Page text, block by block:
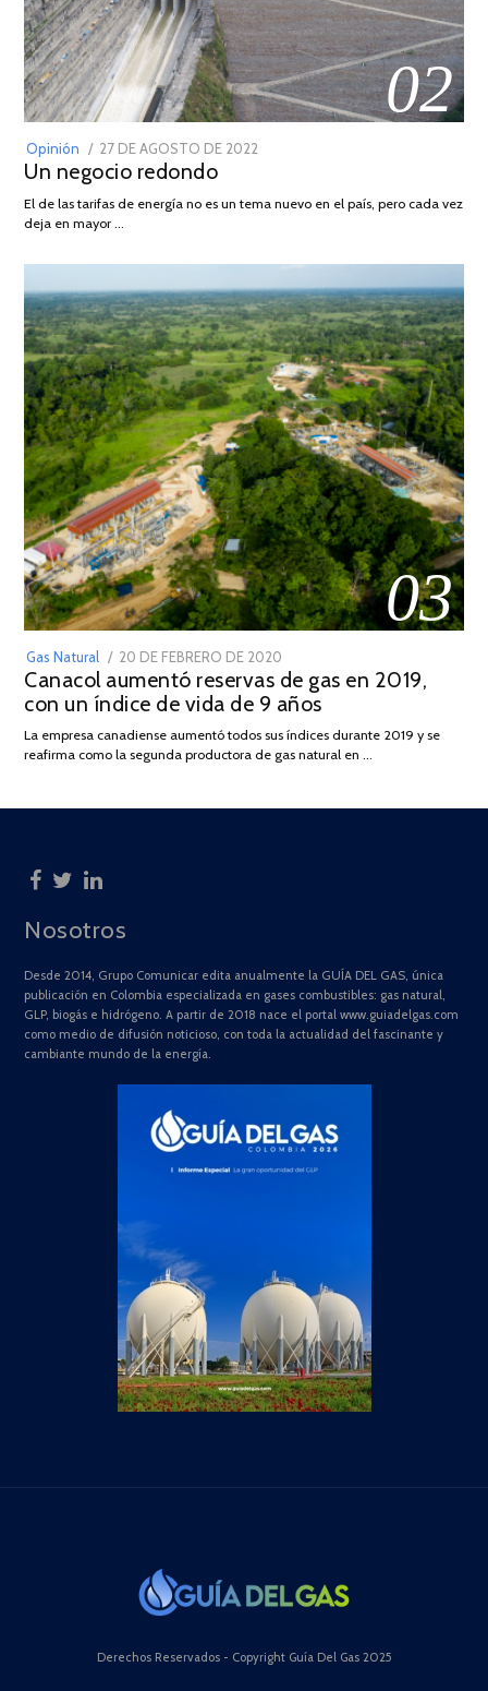
02
Opinión
POSTED
ON
27 DE AGOSTO DE 2022
DE
Un negocio redondo
El de las tarifas de energía no es un tema nuevo en el país, pero cada vez
deja en mayor …
03
Gas Natural
POSTED
ON
20 DE FEBRERO DE 2020
DE
JULIO
2025
Canacol aumentó reservas de gas en 2019,
con un índice de vida de 9 años
La empresa canadiense aumentó todos sus índices durante 2019 y se
reafirma como la segunda productora de gas natural en …
Nosotros
Desde 2014, Grupo Comunicar edita anualmente la GUÍA DEL GAS, única
publicación en Colombia especializada en gases combustibles: gas natural,
GLP, biogás e hidrógeno. A partir de 2018 nace el portal www.guiadelgas.com
como medio de difusión noticioso, con toda la actualidad del fascinante y
cambiante mundo de la energía.
Derechos Reservados - Copyright Guía Del Gas 2025